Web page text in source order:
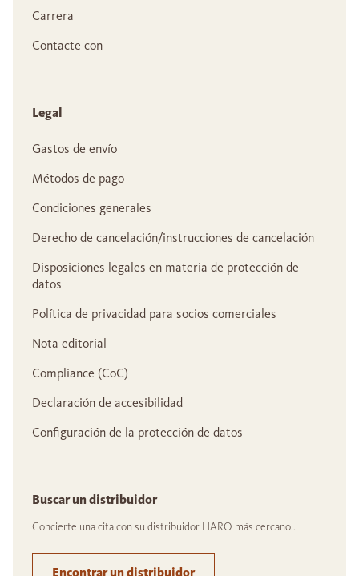
Carrera
Contacte con
Legal
Gastos de envío
Métodos de pago
Condiciones generales
Derecho de cancelación/instrucciones de cancelación
Disposiciones legales en materia de protección de
datos
Política de privacidad para socios comerciales
Nota editorial
Compliance (CoC)
Declaración de accesibilidad
Configuración de la protección de datos
Buscar un distribuidor
Concierte una cita con su distribuidor HARO más cercano..
Encontrar un distribuidor